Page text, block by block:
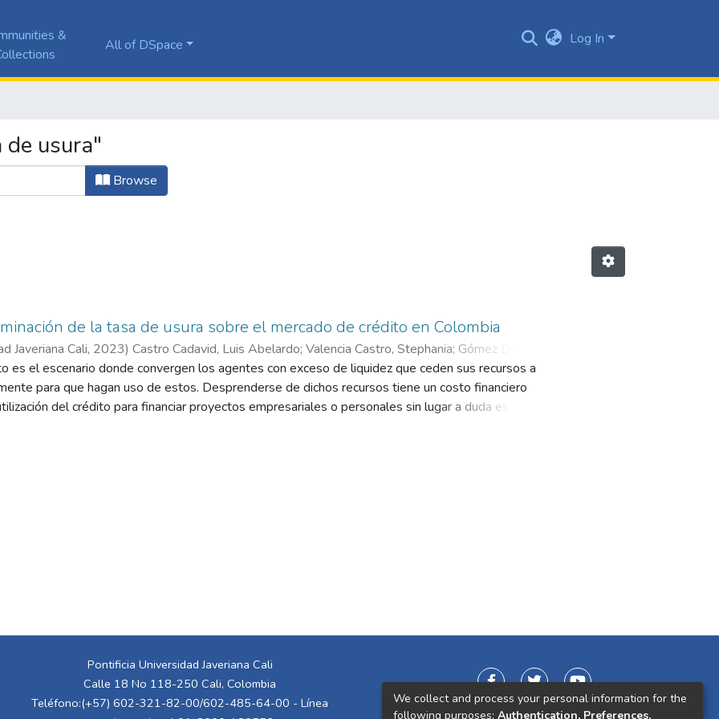
&
All of DSpace Log In
usura"
Browse
de la tasa de usura sobre el mercado de crédito en Colombia
Javeriana Cali, 2023) Castro Cadavid, Luis Abelardo; Valencia Castro, Stephania; Gómez Daza,
es el escenario donde convergen los agentes con exceso de liquidez que ceden sus recursos a
para que hagan uso de estos. Desprenderse de dichos recursos tiene un costo financiero
del crédito para financiar proyectos empresariales o personales sin lugar a duda es un
de allí la importancia de medir su comportamiento. Uno de los principales indicadores es el
Pontificia Universidad Javeriana Cali
Calle 18 No 118-250 Cali, Colombia
Teléfono:(+57) 602-321-82-00/602-485-64-00 - Línea
We collect and process your personal information for the
following purposes: Authentication, Preferences,